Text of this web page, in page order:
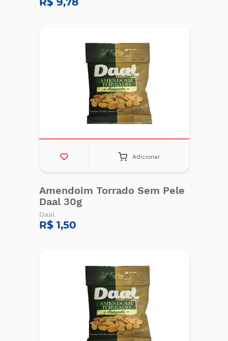
Adicionar
Amendoim Torrado Sem Pele
Daal 30g
Daal
R$ 1,50